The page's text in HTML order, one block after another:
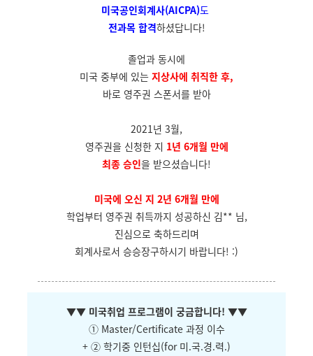
미국공인회계사(AICPA)도
전과목 합격하셨답니다!
졸업과 동시에
미국 중부에 있는 지상사에 취직한 후,
바로 영주권 스폰서를 받아
2021년 3월,
영주권을 신청한 지 1년 6개월 만에
최종 승인을 받으셨습니다!
미국에 오신 지 2년 6개월 만에
학업부터 영주권 취득까지 성공하신 김** 님,
진심으로 축하드리며
회계사로서 승승장구하시기 바랍니다! :)
▼▼ 미국취업 프로그램이 궁금합니다! ▼▼
① Master/Certificate 과정 이수
+ ② 학기중 인턴십(for 미.국.경.력.)